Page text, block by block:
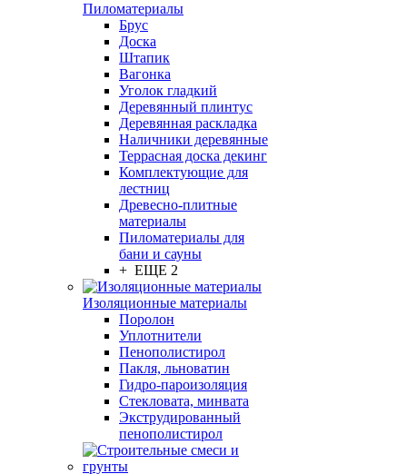
Пиломатериалы
Брус
Доска
Штапик
Вагонка
Уголок гладкий
Деревянный плинтус
Деревянная раскладка
Наличники деревянные
Террасная доска декинг
Комплектующие для
лестниц
Древесно-плитные
материалы
Пиломатериалы для
бани и сауны
+ ЕЩЕ 2
Изоляционные материалы
Поролон
Уплотнители
Пенополистирол
Пакля, льноватин
Гидро-пароизоляция
Стекловата, минвата
Экструдированный
пенополистирол